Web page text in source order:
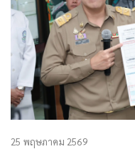
25 พฤษภาคม 2569